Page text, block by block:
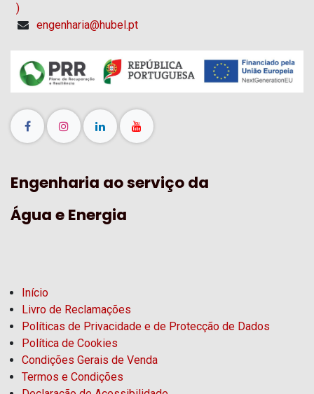
)
engenharia@hubel.pt
Engenharia ao serviço da
Água e Energia
Início
Livro de Reclamações
Políticas de Privacidade e de Protecção de Dados
Política de Cookies
Condições Gerais de Venda
Termos e Condições